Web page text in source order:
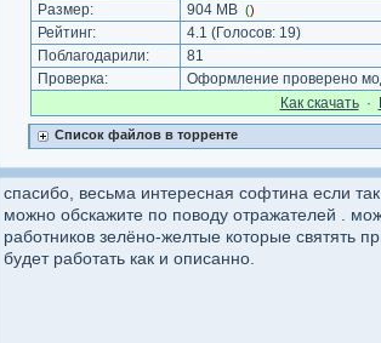
Размер:
904 MB ()
Рейтинг: 4.1 (Голосов: 19)
Поблагодарили:
81
Проверка:
Оформление проверено
Как cкачать·
Список файлов в торренте
спасибо, весьма интересная софтина если
можно обскажите по поводу отражателей .
работников зелёно-желтые которые святять
будет работать как и описанно.